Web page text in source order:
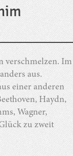
verschmelzen. Im
aus.
einer anderen
Haydn,
Wagner,
zu zweit